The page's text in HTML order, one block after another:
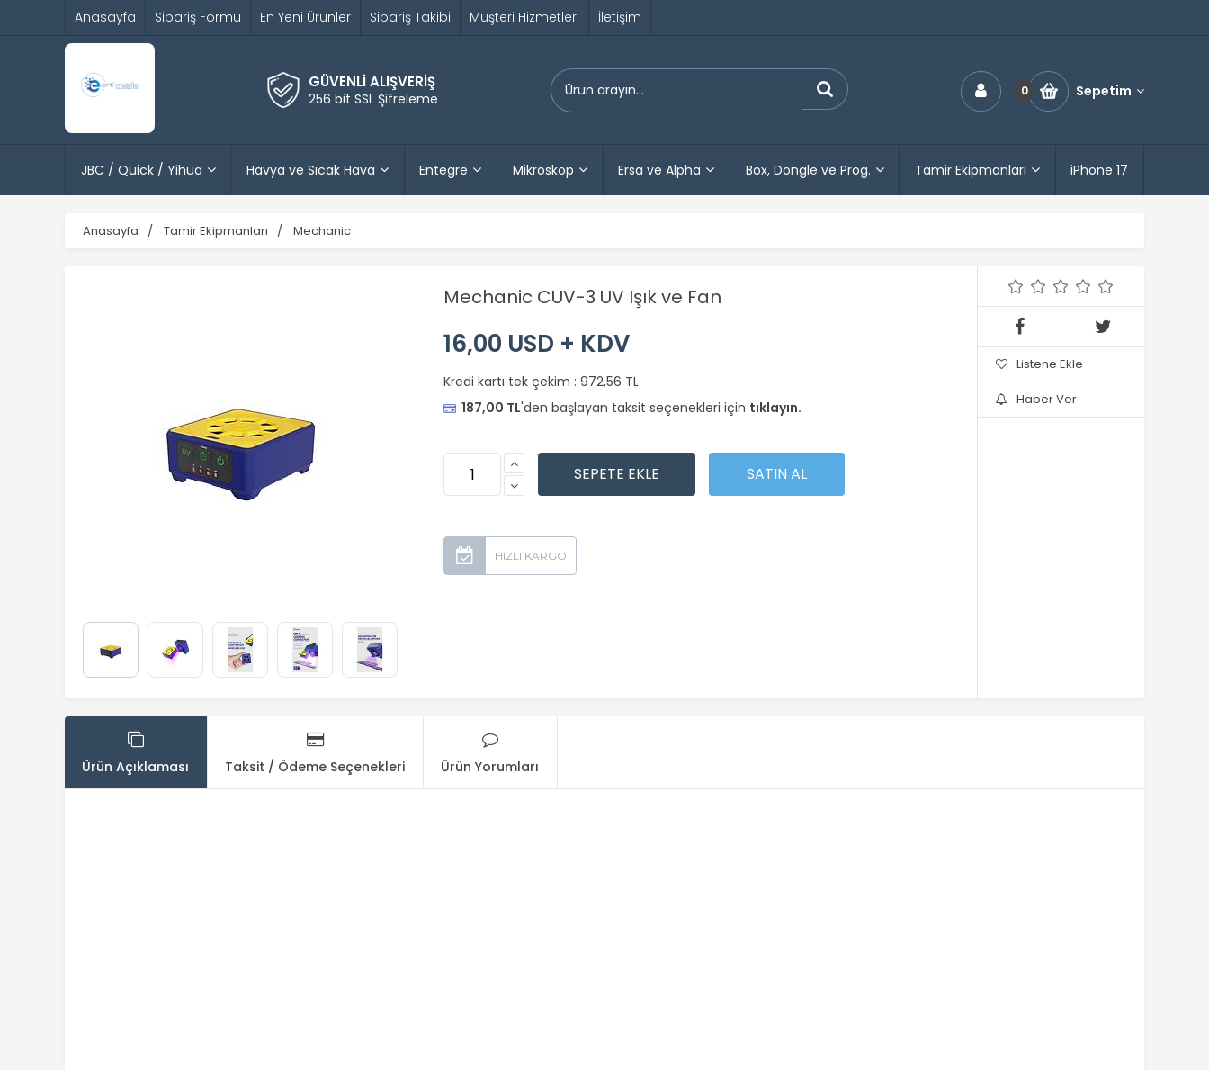
Anasayfa Sipariş Formu En Yeni Ürünler Sipariş Takibi Müşteri Hizmetleri İletişim
GÜVENLİ ALIŞVERİŞ
256 bit SSL Şifreleme 0 Sepetim
JBC / Quick / Yihua Havya ve Sıcak Hava Entegre Mikroskop Ersa ve Alpha Box, Dongle ve Prog. Tamir Ekipmanları iPhone 17
Anasayfa Tamir Ekipmanları Mechanic
Mechanic CUV-3 UV Işık ve Fan
16,00 USD + KDV
Kredi kartı tek çekim : 972,56 TL
187,00 TL'den başlayan taksit seçenekleri için tıklayın.
Listene Ekle
Haber Ver
Ürün Açıklaması Taksit / Ödeme Seçenekleri Ürün Yorumları